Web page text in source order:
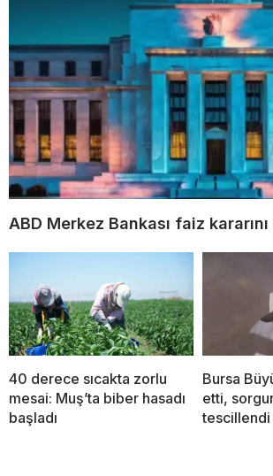
ABD Merkez Bankası faiz
40 derece sıcakta zorlu
mesai: Muş’ta biber hasadı
başladı
Bursa
etti,
tescillendi